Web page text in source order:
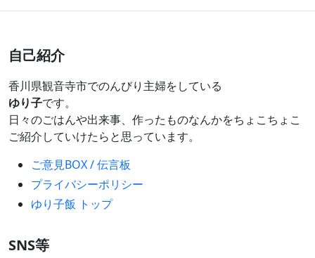
自己紹介
香川県観音寺市でのんびり主婦をしている
ゆり子です。
日々のごはんや出来事、作ったものなんかをちょこちょこ
ご紹介していけたらと思っています。
ご意見BOX / 伝言板
プライバシーポリシー
ゆり子飯 トップ
SNS等